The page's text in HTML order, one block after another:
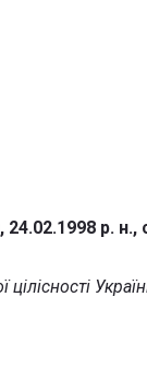
р. н.,